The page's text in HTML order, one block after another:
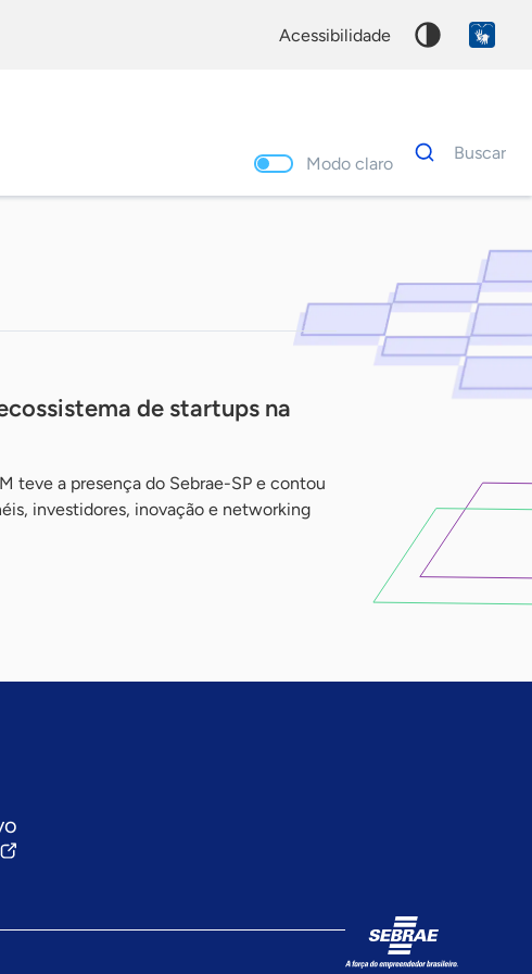
acessibilidade
Modo claro
Dados
para
Buscar
de startups na
teve a presença do Sebrae-SP e contou
investidores, inovação e networking